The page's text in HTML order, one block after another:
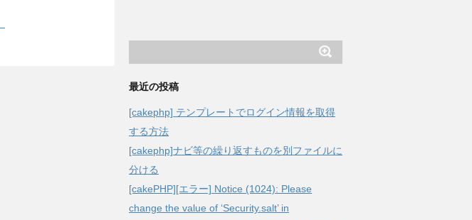
最近の投稿
[cakephp] テンプレートでログイン情報を取得
する方法
[cakephp]ナビ等の繰り返すものを別ファイルに
分ける
[cakePHP][エラー] Notice (1024): Please
change the value of ‘Security.salt’ in